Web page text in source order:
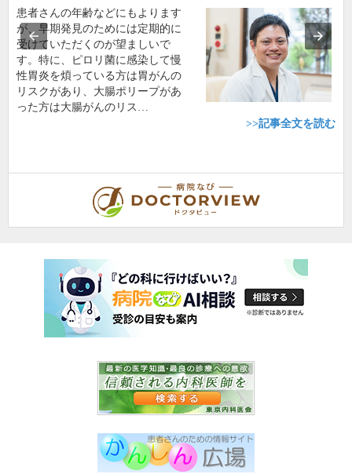
患者さんの年齢などにもよります
が、早期発見のためには定期的に
受けていただくのが望ましいで
す。特に、ピロリ菌に感染して慢
性胃炎を煩っている方は胃がんの
リスクがあり、大腸ポリープがあ
った方は大腸がんのリス…
>>記事全文を読む